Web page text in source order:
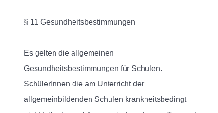
§ 11 Gesundheitsbestimmungen
Es gelten die allgemeinen
Gesundheitsbestimmungen für Schulen.
SchülerInnen die am Unterricht der
allgemeinbildenden Schulen krankheitsbedingt